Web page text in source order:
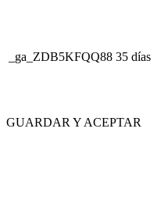
_ga_ZDB5KFQQ88 35 días
GUARDAR Y ACEPTAR